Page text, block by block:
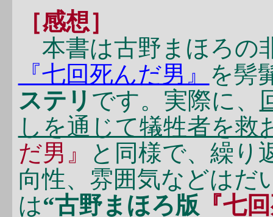
［感想］
本書は古野まほろの
『七回死んだ男』
を髣
ステリ です。実際に、
しを通じて犠牲者を救
だ男』
と同様で、繰り
向性、雰囲気などはだ
は“古野まほろ版 『七